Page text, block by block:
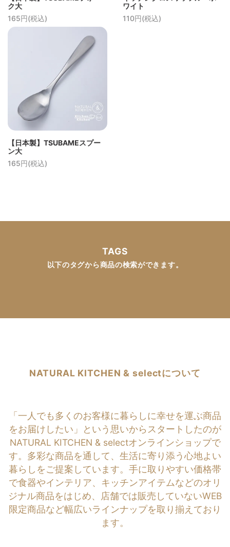
ク大
165円(税込)
ワイト
110円(税込)
【日本製】TSUBAMEスプー
ン大
165円(税込)
TAGS
以下のタグから商品の検索ができます。
NATURAL KITCHEN & selectについて
「一人でも多くのお客様に暮らしに幸せを運ぶ商品
をお届けしたい」という思いからスタートしたのが
NATURAL KITCHEN & selectオンラインショップで
す。多彩な商品を通して、生活に寄り添う心地よい
暮らしをご提案しています。手に取りやすい価格帯
で食器やインテリア、キッチンアイテムなどのオリ
ジナル商品をはじめ、店舗では販売していないWEB
限定商品など幅広いラインナップを取り揃えており
ます。